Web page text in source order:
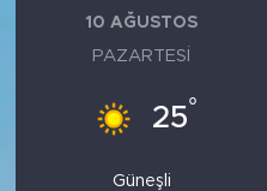
10 AĞUSTOS
PAZARTESI
25°
Güneşli